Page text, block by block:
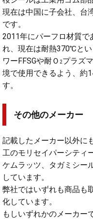
現在は中国に子会社、台
です。
2011年にパーフロ材質で
れ、現在は耐熱370℃と
ワーFFSGや耐Ｏ 2プラズ
境で使用できるよう、約
す。
その他のメーカー
記載したメーカー以外に
工のモリセイパーシティ
ケムラッツ、タガミシー
しています。
弊社ではいずれも商品も
化しています。
もしいずれかのメーカー